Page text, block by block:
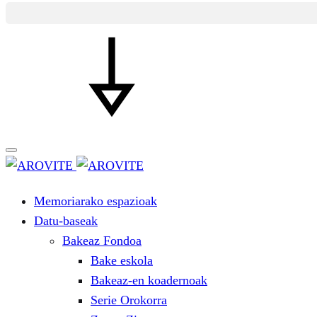
Memoriarako espazioak
Datu-baseak
Bakeaz Fondoa
Bake eskola
Bakeaz-en koadernoak
Serie Orokorra